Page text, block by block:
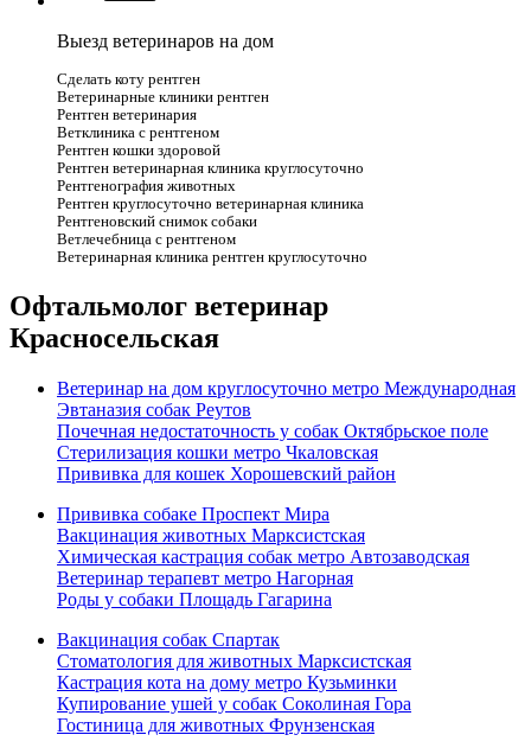
Выезд ветеринаров на дом
Сделать коту рентген
Ветеринарные клиники рентген
Рентген ветеринария
Ветклиника с рентгеном
Рентген кошки здоровой
Рентген ветеринарная клиника круглосуточно
Рентгенография животных
Рентген круглосуточно ветеринарная клиника
Рентгеновский снимок собаки
Ветлечебница с рентгеном
Ветеринарная клиника рентген круглосуточно
Офтальмолог ветеринар
Красносельская
Ветеринар на дом круглосуточно метро Международная
Эвтаназия собак Реутов
Почечная недостаточность у собак Октябрьское поле
Стерилизация кошки метро Чкаловская
Прививка для кошек Хорошевский район
Прививка собаке Проспект Мира
Вакцинация животных Марксистская
Химическая кастрация собак метро Автозаводская
Ветеринар терапевт метро Нагорная
Роды у собаки Площадь Гагарина
Вакцинация собак Спартак
Стоматология для животных Марксистская
Кастрация кота на дому метро Кузьминки
Купирование ушей у собак Соколиная Гора
Гостиница для животных Фрунзенская